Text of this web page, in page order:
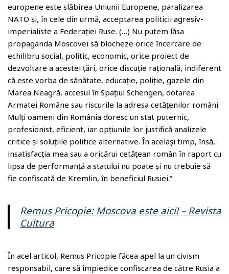
europene este slăbirea Uniunii Europene, paralizarea
NATO și, în cele din urmă, acceptarea politicii agresiv-
imperialiste a Federației Ruse. (…) Nu putem lăsa
propaganda Moscovei să blocheze orice încercare de
echilibru social, politic, economic, orice proiect de
dezvoltare a acestei țări, orice discuție rațională, indiferent
că este vorba de sănătate, educație, poliție, gazele din
Marea Neagră, accesul în Spațiul Schengen, dotarea
Armatei Române sau riscurile la adresa cetățenilor români.
Mulți oameni din România doresc un stat puternic,
profesionist, eficient, iar opțiunile lor justifică analizele
critice și soluțiile politice alternative. În același timp, însă,
insatisfacția mea sau a oricărui cetățean român în raport cu
lipsa de performanță a statului nu poate și nu trebuie să
fie confiscată de Kremlin, în beneficiul Rusiei.”
Remus Pricopie: Moscova este aici! – Revista
Cultura
În acel articol, Remus Pricopie făcea apel la un civism
responsabil, care să împiedice confiscarea de către Rusia a